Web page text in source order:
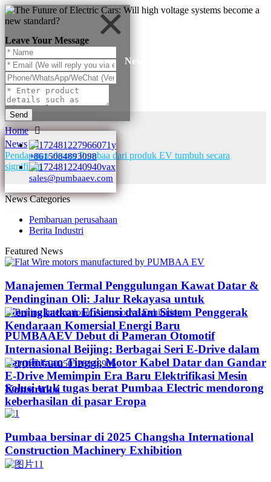
Leave Your Message
Send
+8615084893098
sales@pumbaaev.com
News
Home
News
Pendapatan ekspor Pumbaa dari produk EV tumbuh secara
signifikan
News Categories
Pembaruan perusahaan
Berita Industri
Featured News
Manajemen Termal Penggulungan Kawat Datar &
Pendinginan Oli: Jalur Rekayasa untuk
Meningkatkan Efisiensi dalam Sistem Penggerak
Kendaraan Komersial Energi Baru
PUMBAAEV Debut di Pameran Otomotif
Internasional Beijing: Berbagai Seri E-Drive dalam
Permintaan Tinggi, Motor Kabel Datar dan Gandar
E-Drive Memimpin Era Baru Elektrifikasi Mesin
Konstruksi
Solusi truk tugas berat Pumbaa Electric mendorong
keberhasilan di pasar Eropa
Pumbaa bersinar di 2025 Changsha International
Construction Machinery Exhibition